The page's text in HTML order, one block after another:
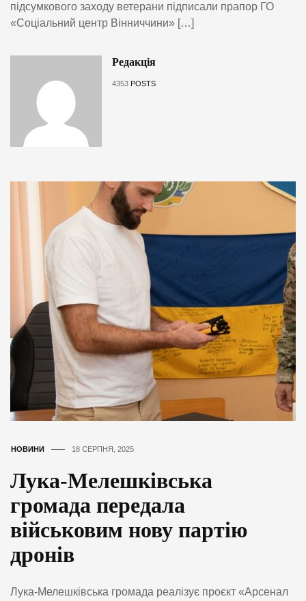
підсумкового заходу ветерани підписали прапор ГО
«Соціальний центр Вінниччини» […]
Редакція
4353 POSTS
НОВИНИ 18 СЕРПНЯ, 2025
Лука-Мелешківська
громада передала
військовим нову партію
дронів
Лука-Мелешківська громада реалізує проєкт «Арсенал